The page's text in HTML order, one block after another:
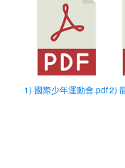
1) 國際少年運動會.pdf2)